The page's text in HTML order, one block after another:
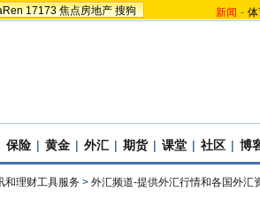
17173 焦点房地产 搜狗 新闻 -
保险 | 黄金 | 外汇 | 期货 | 课堂 | 社区 | 博
和理财工具服务 > 外汇频道-提供外汇行情和各国外汇